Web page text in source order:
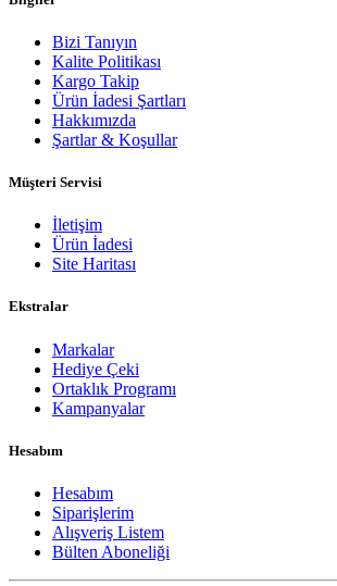
Bizi Tanıyın
Kalite Politikası
Kargo Takip
Ürün İadesi Şartları
Hakkımızda
Şartlar & Koşullar
Müşteri Servisi
İletişim
Ürün İadesi
Site Haritası
Ekstralar
Markalar
Hediye Çeki
Ortaklık Programı
Kampanyalar
Hesabım
Hesabım
Siparişlerim
Alışveriş Listem
Bülten Aboneliği